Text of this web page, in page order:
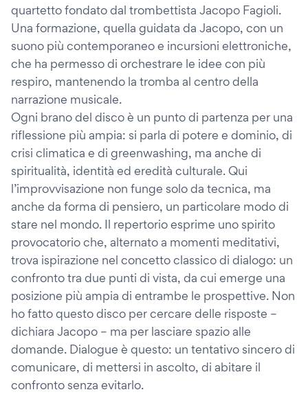
quartetto fondato dal trombettista Jacopo Fagioli.
Una formazione, quella guidata da Jacopo, con un
suono più contemporaneo e incursioni elettroniche,
che ha permesso di orchestrare le idee con più
respiro, mantenendo la tromba al centro della
narrazione musicale.
Ogni brano del disco è un punto di partenza per una
riflessione più ampia: si parla di potere e dominio, di
crisi climatica e di greenwashing, ma anche di
spiritualità, identità ed eredità culturale. Qui
l’improvvisazione non funge solo da tecnica, ma
anche da forma di pensiero, un particolare modo di
stare nel mondo. Il repertorio esprime uno spirito
provocatorio che, alternato a momenti meditativi,
trova ispirazione nel concetto classico di dialogo: un
confronto tra due punti di vista, da cui emerge una
posizione più ampia di entrambe le prospettive. Non
ho fatto questo disco per cercare delle risposte –
dichiara Jacopo – ma per lasciare spazio alle
domande. Dialogue è questo: un tentativo sincero di
comunicare, di mettersi in ascolto, di abitare il
confronto senza evitarlo.